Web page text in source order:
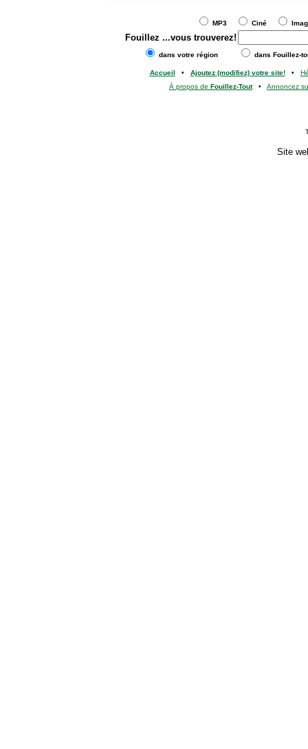
MP3 Ciné
Fouillez ...vous trouverez!
dans votre région dans Fouillez-
Accueil • Ajoutez (modifiez) votre site!•
À propos de Fouillez-Tout• Annoncez
Site